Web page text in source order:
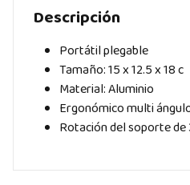
Descripción
Portátil plegable
Tamaño: 15 x 12.5 x 18 c
Material: Aluminio
Ergonómico multi
Rotación del soporte de